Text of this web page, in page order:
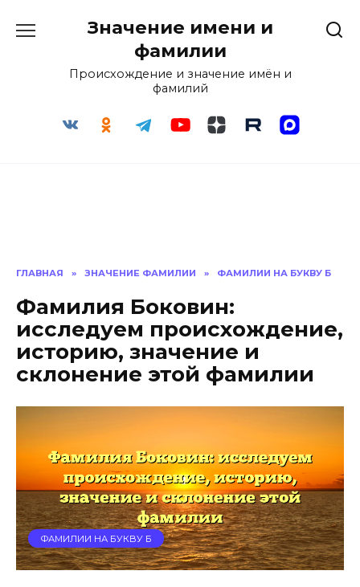
Значение имени и
фамилии
Происхождение и значение имён и
фамилий
ГЛАВНАЯ » ЗНАЧЕНИЕ ФАМИЛИИ » ФАМИЛИИ НА БУКВУ Б
Фамилия Боковин:
исследуем происхождение,
историю, значение и
склонение этой фамилии
ФАМИЛИИ НА БУКВУ Б